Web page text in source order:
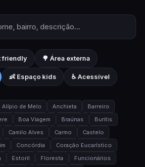
friendly 🌳 Área externa
👶 Espaço kids ♿ Acessível
Alípio de Melo Anchieta
Barreiro
Boa Viagem Braúnas
Buritis
Camilo Alves Carmo
Castelo
Concórdia
Coração Eucarístico
Estoril Floresta
Funcionários